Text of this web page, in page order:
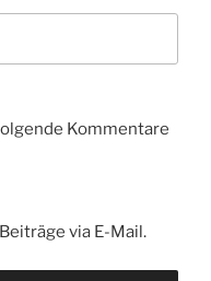
Kommentare
via E-Mail.